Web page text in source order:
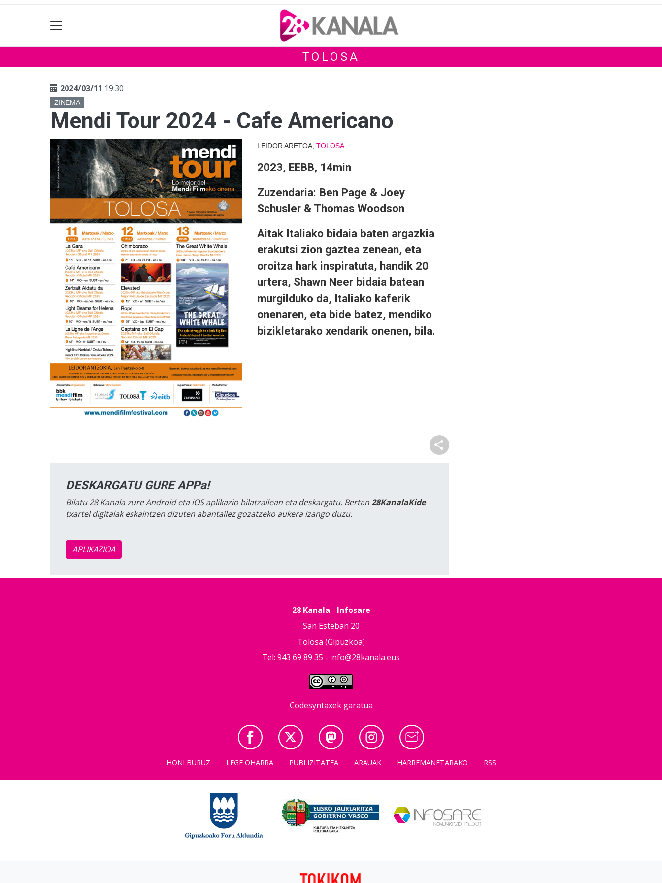
TOLOSA
2024/03/11 19:30
ZINEMA
Mendi Tour 2024 - Cafe Americano
LEIDOR ARETOA, TOLOSA
2023, EEBB, 14min
Zuzendaria: Ben Page & Joey
Schusler & Thomas Woodson
Aitak Italiako bidaia baten argazkia
erakutsi zion gaztea zenean, eta
oroitza hark inspiratuta, handik 20
urtera, Shawn Neer bidaia batean
murgilduko da, Italiako kaferik
onenaren, eta bide batez, mendiko
bizikletarako xendarik onenen, bila.
DESKARGATU GURE APPa!
Bilatu 28 Kanala zure Android eta iOS aplikazio bilatzailean eta deskargatu. Bertan28KanalaKide
txartel digitalak eskaintzen dizuten abantailez gozatzeko aukera izango duzu.
APLIKAZIOA
28 Kanala - Infosare
San Esteban 20
Tolosa (Gipuzkoa)
Tel: 943 69 89 35 - info@28kanala.eus
Codesyntaxek garatua
HONI BURUZ LEGE OHARRA PUBLIZITATEA ARAUAK HARREMANETARAKO RSS